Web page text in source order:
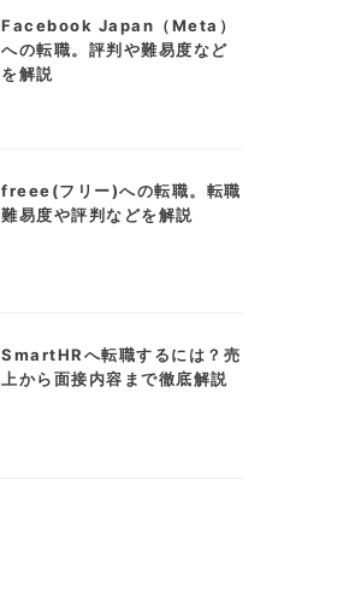
Facebook Japan（Meta）
への転職。評判や難易度など
を解説
freee(フリー)への転職。転職
難易度や評判などを解説
SmartHRへ転職するには？売
上から面接内容まで徹底解説